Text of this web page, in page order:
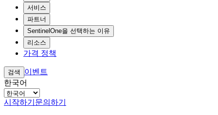
서비스
파트너
SentinelOne을 선택하는 이유
리소스
가격 정책
검색
이벤트
한국어
시작하기 문의하기